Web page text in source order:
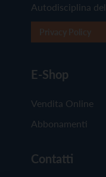
Autodisciplina
E-Shop
Vendita Online
Abbonamenti
Contatti